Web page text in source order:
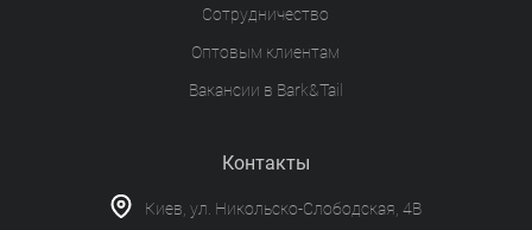
Сотрудничество
Оптовым клиентам
Вакансии в Bark&Tail
Контакты
Киев, ул. Никольско-Слободская, 4В